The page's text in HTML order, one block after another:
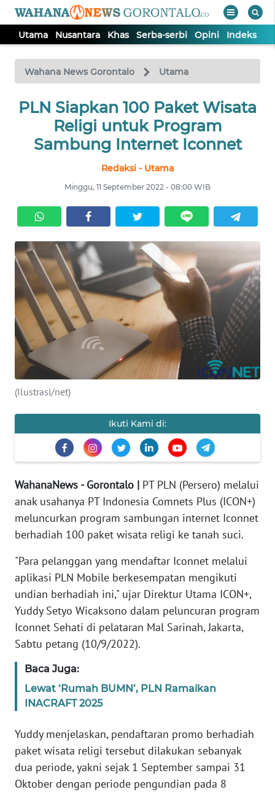
Utama Nusantara Khas Serba-serbi Opini Indeks
Wahana News Gorontalo Utama
PLN Siapkan 100 Paket Wisata
Religi untuk Program
Sambung Internet Iconnet
Redaksi - Utama
Minggu, 11 September 2022 - 08:00 WIB
(Ilustrasi/net)
Ikuti Kami di:
WahanaNews - Gorontalo | PT PLN (Persero) melalui
anak usahanya PT Indonesia Comnets Plus (ICON+)
meluncurkan program sambungan internet Iconnet
berhadiah 100 paket wisata religi ke tanah suci.
"Para pelanggan yang mendaftar Iconnet melalui
aplikasi PLN Mobile berkesempatan mengikuti
undian berhadiah ini," ujar Direktur Utama ICON+,
Yuddy Setyo Wicaksono dalam peluncuran program
Iconnet Sehati di pelataran Mal Sarinah, Jakarta,
Sabtu petang (10/9/2022).
Baca Juga:
Lewat ‘Rumah BUMN’, PLN Ramaikan
INACRAFT 2025
Yuddy menjelaskan, pendaftaran promo berhadiah
paket wisata religi tersebut dilakukan sebanyak
dua periode, yakni sejak 1 September sampai 31
Oktober dengan periode pengundian pada 8
TV
Tutup
UTAMA
NUSANTARA
SERBA-
SERBI
OPINI
Informasi
INDEKS
BERITA
KONTAK
KAMI
KAMI
PEDOMAN
SIBER
REDAKSI
KARIR
DISCLAIMER
News
WN
WN
JAKARTA